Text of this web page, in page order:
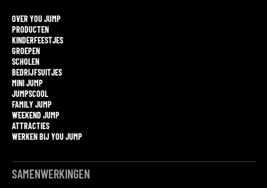
OVER YOU JUMP
PRODUCTEN
KINDERFEESTJES
GROEPEN
SCHOLEN
BEDRIJFSUITJES
MINI JUMP
JUMPSCOOL
FAMILY JUMP
WEEKEND JUMP
ATTRACTIES
WERKEN BIJ YOU JUMP
SAMENWERKINGEN